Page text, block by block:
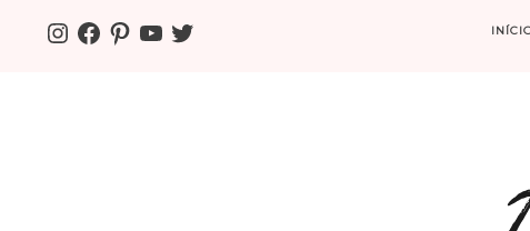
INSTAGRAM
FACEBOOK
PINTEREST
YOUTUBETWITTER